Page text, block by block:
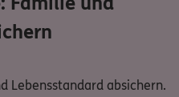
Lebensstandard absichern.